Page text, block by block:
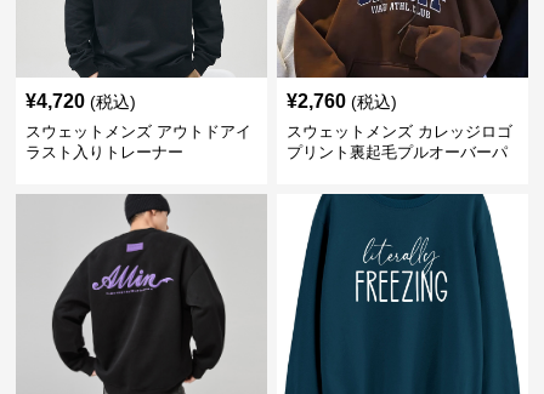
¥4,720 (税込)
スウェットメンズ アウトドアイ
ラスト入りトレーナー
¥2,760 (税込)
スウェットメンズ カレッジロゴ
プリント裏起毛プルオーバーパ